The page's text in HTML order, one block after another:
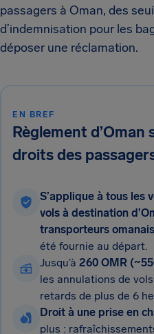
passagers à Oman, des
d’indemnisation pour les
déposer une réclamation.
EN BREF
Règlement
droits des
S’applique à tous les
vols à destination
transporteurs omanais
été fournie au départ.
Jusqu’à 260 OMR
les annulations de
retards de plus de 6
Droit à une prise en
plus :